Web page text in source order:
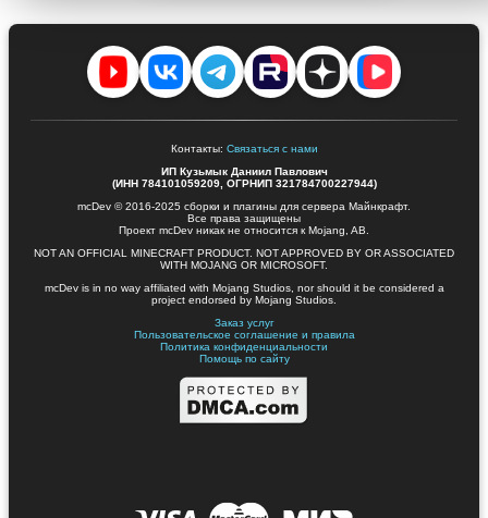
Контакты: Связаться с нами
ИП Кузьмык Даниил Павлович
(ИНН 784101059209, ОГРНИП 321784700227944)
mcDev © 2016-2025 сборки и плагины для сервера Майнкрафт.
Все права защищены
Проект mcDev никак не относится к Mojang, AB.
NOT AN OFFICIAL MINECRAFT PRODUCT. NOT APPROVED BY OR ASSOCIATED
WITH MOJANG OR MICROSOFT.
mcDev is in no way affiliated with Mojang Studios, nor should it be considered a
project endorsed by Mojang Studios.
Заказ услуг
Пользовательское соглашение и правила
Политика конфиденциальности
Помощь по сайту